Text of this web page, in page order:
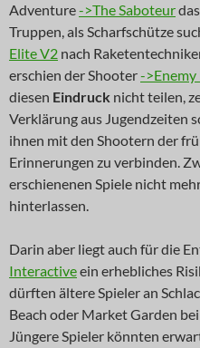
Adventure->The Saboteur
Truppen, als Scharfschütze
Elite V2 nach
erschien der Shooter-
diesen Eindruck nicht teilen,
Verklärung aus Jugendzeiten
ihnen mit den Shootern der
Erinnerungen zu verbinden.
erschienenen Spiele nicht
hinterlassen.
Darin aber liegt auch für die
Interactiveein erhebliches
dürften ältere Spieler an
Beach oder Market Garden bei
Jüngere Spieler könnten